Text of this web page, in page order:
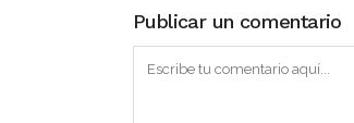
Publicar un comentario